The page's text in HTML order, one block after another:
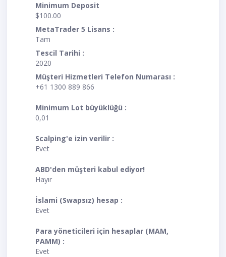
Minimum Deposit
$100.00
MetaTrader 5 Lisans :
Tam
Tescil Tarihi :
2020
Müşteri Hizmetleri Telefon Numarası :
+61 1300 889 866
Minimum Lot büyüklüğü :
0,01
Scalping'e izin verilir :
Evet
ABD'den müşteri kabul ediyor!
Hayır
İslami (Swapsız) hesap :
Evet
Para yöneticileri için hesaplar (MAM,
PAMM) :
Evet